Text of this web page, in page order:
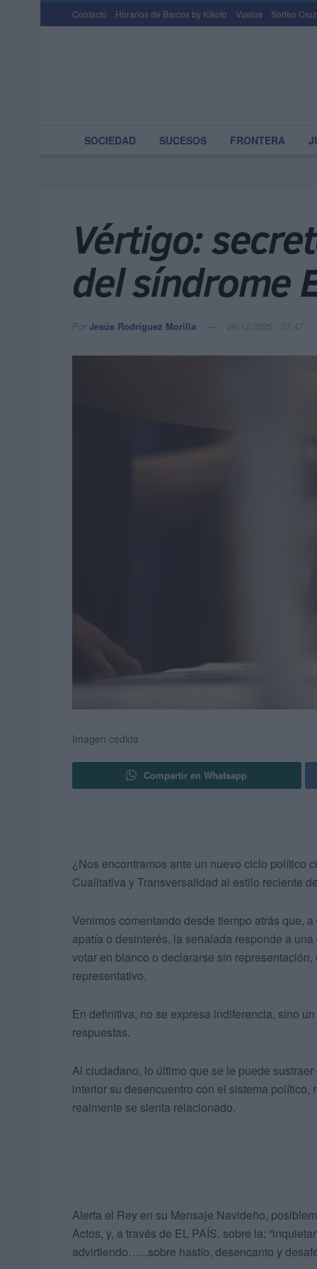
Contacto Horarios de Barcos by Kikoto Vuelos Sorteo
SOCIEDAD SUCESOS FRONTERA
Vértigo:
del síndrome
Por Jesús Rodríguez Morilla 28/12/2025 - 07:47
Imagen cedida
Compartir en Whatsapp
¿Nos encontramos ante un nuevo ciclo político
Cualitativa y Transversalidad al estilo reciente
Venimos comentando desde tiempo atrás que,
apatía o desinterés, la señalada responde a
votar en blanco o declararse sin
representativo.
En definitiva, no se expresa indiferencia, sino
respuestas.
Al ciudadano, lo último que se le puede
interior su desencuentro con el sistema
realmente se sienta relacionado.
Alerta el Rey en su Mensaje Navideño,
Actos, y, a través de EL PAÍS, sobre la:
advirtiendo…...sobre hastío, desencanto y